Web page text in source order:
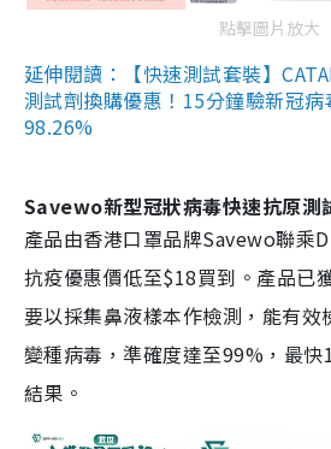
點擊圖片放大
延伸閱讀：【快速測試套裝】
測試劑換購優惠！15分鐘驗新冠
98.26%
Savewo新型冠狀病毒快速抗原測
產品由香港口罩品牌Savewo聯乘
抗疫優惠價低至$18買到。產品已
要以採集鼻液樣本作檢測，能有
變種病毒，準確度達至99%，最
結果。